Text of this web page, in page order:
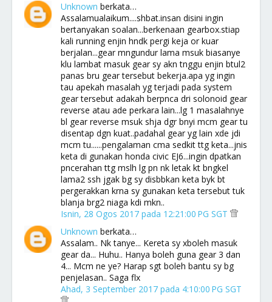
Unknown berkata…
Assalamualaikum....shbat.insan disini ingin
bertanyakan soalan...berkenaan gearbox.stiap
kali running enjin hndk pergi keja or kuar
berjalan...gear mngundur lama msuk biasanye
klu lambat masuk gear sy akn tnggu enjin btul2
panas bru gear tersebut bekerja.apa yg ingin
tau apekah masalah yg terjadi pada system
gear tersebut adakah berpnca dri solonoid gear
reverse atau ade perkara lain...lg 1 masalahnye
bl gear reverse msuk shja dgr bnyi mcm gear tu
disentap dgn kuat..padahal gear yg lain xde jdi
mcm tu......pengalaman cma sedkit ttg keta...jnis
keta di gunakan honda civic EJ6...ingin dpatkan
pncerahan ttg mslh lg pn nk letak kt bngkel
lama2 ssh jgak bg sy disbbkan keta byk bt
pergerakkan krna sy gunakan keta tersebut tuk
blanja brg2 niaga kdi mkn..
Isnin, 28 Ogos 2017 pada 12:21:00 PG SGT
Unknown berkata…
Assalam.. Nk tanye... Kereta sy xboleh masuk
gear da... Huhu.. Hanya boleh guna gear 3 dan
4... Mcm ne ye? Harap sgt boleh bantu sy bg
penjelasan.. Saga flx
Ahad, 3 September 2017 pada 4:10:00 PG SGT